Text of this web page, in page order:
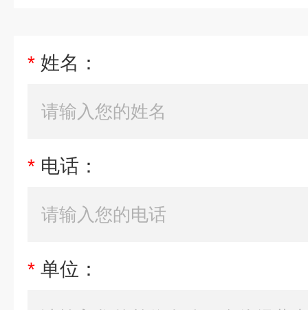
* 姓名：
* 电话：
* 单位：